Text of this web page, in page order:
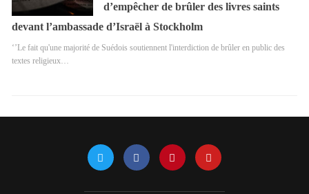
d’empêcher de brûler des livres saints
devant l’ambassade d’Israël à Stockholm
‘’Le fait qu'une majorité de Suédois soutiennent l'interdiction de brûler en public des
textes religieux…